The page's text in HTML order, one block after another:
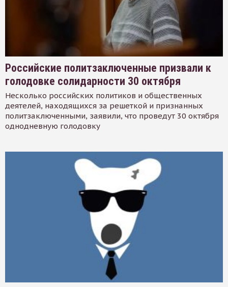
Российские политзаключенные призвали к
голодовке солидарности 30 октября
Несколько российских политиков и общественных
деятелей, находящихся за решеткой и признанных
политзаключенными, заявили, что проведут 30 октября
однодневную голодовку